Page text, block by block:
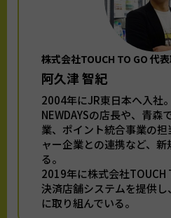
株式会社TOUCH TO GO 代
阿久津 智紀
2004年にJR東日本へ入社
NEWDAYSの店長や、青森
業、ポイント統合事業の
ャー企業との連携など、
る。
2019年に株式会社TOUCH
決済店舗システムを提供
に取り組んでいる。